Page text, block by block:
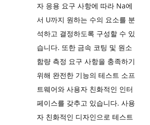
자 응용 요구 사항에 따라 Na에
서 U까지 원하는 수의 요소를 분
석하고 결정하도록 구성할 수 있
습니다. 또한 금속 코팅 및 원소
함량 측정 요구 사항을 충족하기
위해 완전한 기능의 테스트 소프
트웨어와 사용자 친화적인 인터
페이스를 갖추고 있습니다. 사용
자 친화적인 디자인으로 테스트